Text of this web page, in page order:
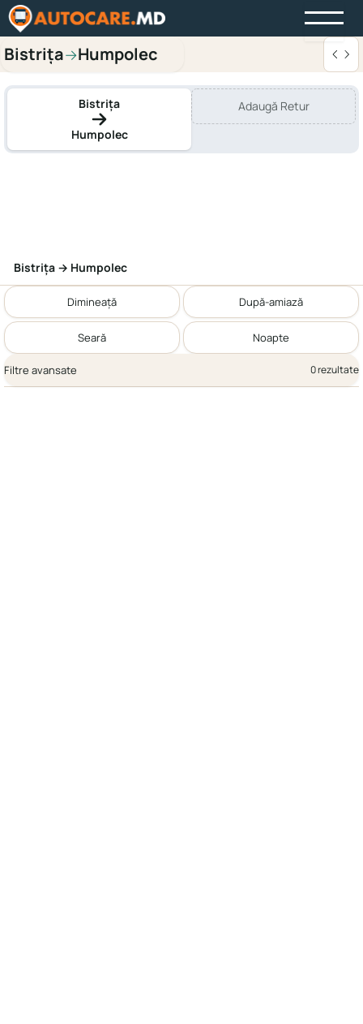
Bistriţa→Humpolec
Bistriţa
Humpolec
Adaugă Retur
Bistriţa → Humpolec
Dimineață După-amiază
Seară Noapte
Filtre avansate 0 rezultate